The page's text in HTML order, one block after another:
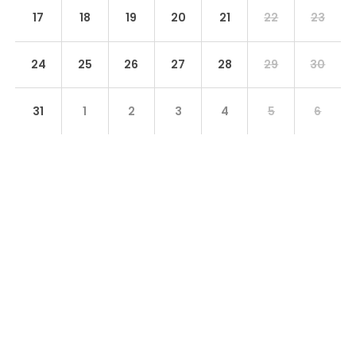
17 18 19 20 21 22 23
24 25 26 27 28 29 30
31 1 2 3 4 5 6